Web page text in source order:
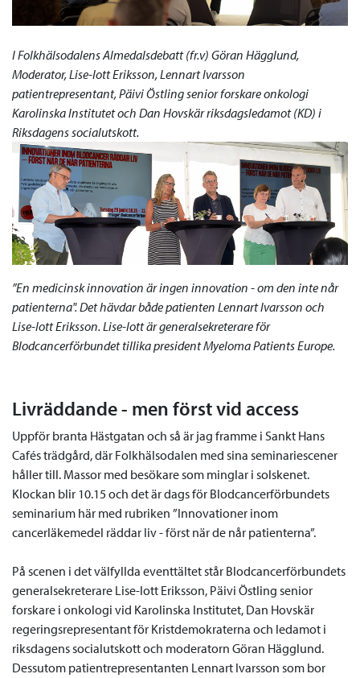
I Folkhälsodalens Almedalsdebatt (fr.v) Göran Hägglund,
Moderator, Lise-lott Eriksson, Lennart Ivarsson
patientrepresentant, Päivi Östling senior forskare onkologi
Karolinska Institutet och Dan Hovskär riksdagsledamot (KD) i
Riksdagens socialutskott.
”En medicinsk innovation är ingen innovation - om den inte når
patienterna". Det hävdar både patienten Lennart Ivarsson och
Lise-lott Eriksson. Lise-lott är generalsekreterare för
Blodcancerförbundet tillika president Myeloma Patients Europe.
Livräddande - men först vid access
Uppför branta Hästgatan och så är jag framme i Sankt Hans
Cafés trädgård, där Folkhälsodalen med sina seminariescener
håller till. Massor med besökare som minglar i solskenet.
Klockan blir 10.15 och det är dags för Blodcancerförbundets
seminarium här med rubriken ”Innovationer inom
cancerläkemedel räddar liv - först när de når patienterna”.
På scenen i det välfyllda eventtältet står Blodcancerförbundets
generalsekreterare Lise-lott Eriksson, Päivi Östling senior
forskare i onkologi vid Karolinska Institutet, Dan Hovskär
regeringsrepresentant för Kristdemokraterna och ledamot i
riksdagens socialutskott och moderatorn Göran Hägglund.
Dessutom patientrepresentanten Lennart Ivarsson som bor